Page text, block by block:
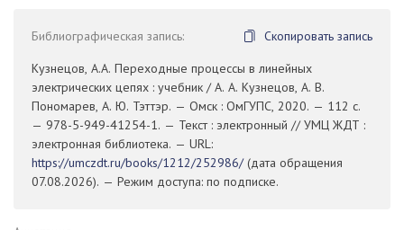
Библиографическая запись:
Скопировать запись
Кузнецов, А.А. Переходные процессы в линейных
электрических цепях : учебник / А. А. Кузнецов, А. В.
Пономарев, А. Ю. Тэттэр. — Омск : ОмГУПС, 2020. — 112 с.
— 978-5-949-41254-1. — Текст : электронный // УМЦ ЖДТ :
электронная библиотека. — URL:
https://umczdt.ru/books/1212/252986/(дата обращения
07.08.2026). — Режим доступа: по подписке.